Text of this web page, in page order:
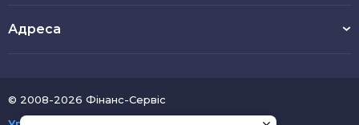
Адреса
© 2008-2026 Фінанс-Сервіс